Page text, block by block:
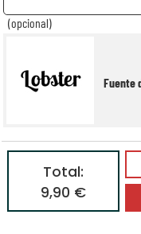
(opcional)
Fuente
Total:
9,90 €